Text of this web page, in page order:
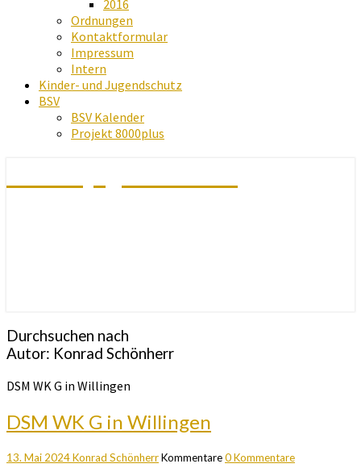
2016
Ordnungen
Kontaktformular
Impressum
Intern
Kinder- und Jugendschutz
BSV
BSV Kalender
Projekt 8000plus
Durchsuchen nach
Autor: Konrad Schönherr
DSM WK G in Willingen
DSM WK G in Willingen
13. Mai 2024Konrad SchönherrKommentare0 Kommentare